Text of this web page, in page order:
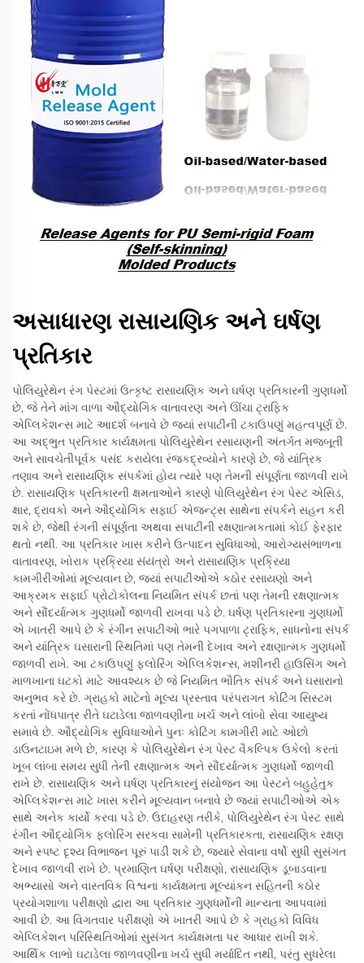
અસાધારણ રાસાયણિક અને ઘર્ષણ
પ્રતિકાર
પોલિયુરેથેન રંગ પેસ્ટમાં ઉત્કૃષ્ટ રાસાયણિક અને ઘર્ષણ પ્રતિકારની ગુણધર્મો
છે, જે તેને માંગ વાળા ઔદ્યોગિક વાતાવરણ અને ઊંચા ટ્રાફિક
એપ્લિકેશન્સ માટે આદર્શ બનાવે છે જ્યાં સપાટીની ટકાઉપણું મહત્વપૂર્ણ છે.
આ અદ્ભુત પ્રતિકાર કાર્યક્ષમતા પોલિયુરેથેન રસાયણની અંતર્ગત મજબૂતી
અને સાવચેતીપૂર્વક પસંદ કરાયેલા રંજકદ્રવ્યોને કારણે છે, જે યાંત્રિક
તણાવ અને રાસાયણિક સંપર્કમાં હોય ત્યારે પણ તેમની સંપૂર્ણતા જાળવી રાખે
છે. રાસાયણિક પ્રતિકારની ક્ષમતાઓને કારણે પોલિયુરેથેન રંગ પેસ્ટ એસિડ,
ક્ષાર, દ્રાવકો અને ઔદ્યોગિક સફાઈ એજન્ટ્સ સાથેના સંપર્કને સહન કરી
શકે છે, જેથી રંગની સંપૂર્ણતા અથવા સપાટીની રક્ષણાત્મકતામાં કોઈ ફેરફાર
થતો નથી. આ પ્રતિકાર ખાસ કરીને ઉત્પાદન સુવિધાઓ, આરોગ્યસંભાળના
વાતાવરણ, ખોરાક પ્રક્રિયા સંયંત્રો અને રાસાયણિક પ્રક્રિયા
કામગીરીઓમાં મૂલ્યવાન છે, જ્યાં સપાટીઓએ કઠોર રસાયણો અને
આક્રમક સફાઈ પ્રોટોકોલના નિયમિત સંપર્ક છતાં પણ તેમની રક્ષણાત્મક
અને સૌંદર્યાત્મક ગુણધર્મો જાળવી રાખવા પડે છે. ઘર્ષણ પ્રતિકારના ગુણધર્મો
એ ખાતરી આપે છે કે રંગીન સપાટીઓ ભારે પગપાળા ટ્રાફિક, સાધનોના સંપર્ક
અને યાંત્રિક ઘસારાની સ્થિતિમાં પણ તેમની દેખાવ અને રક્ષણાત્મક ગુણધર્મો
જાળવી રાખે. આ ટકાઉપણું ફ્લોરિંગ એપ્લિકેશન્સ, મશીનરી હાઉસિંગ અને
માળખાના ઘટકો માટે આવશ્યક છે જે નિયમિત ભૌતિક સંપર્ક અને ઘસારાનો
અનુભવ કરે છે. ગ્રાહકો માટેનો મૂલ્ય પ્રસ્તાવ પરંપરાગત કોટિંગ સિસ્ટમ
કરતાં નોંધપાત્ર રીતે ઘટાડેલા જાળવણીના ખર્ચ અને લાંબો સેવા આયુષ્ય
સમાવે છે. ઔદ્યોગિક સુવિધાઓને પુનઃ કોટિંગ કામગીરી માટે ઓછો
ડાઉનટાઇમ મળે છે, કારણ કે પોલિયુરેથેન રંગ પેસ્ટ વૈકલ્પિક ઉકેલો કરતાં
ખૂબ લાંબા સમય સુધી તેની રક્ષણાત્મક અને સૌંદર્યાત્મક ગુણધર્મો જાળવી
રાખે છે. રાસાયણિક અને ઘર્ષણ પ્રતિકારનું સંયોજન આ પેસ્ટને બહુહેતુક
એપ્લિકેશન્સ માટે ખાસ કરીને મૂલ્યવાન બનાવે છે જ્યાં સપાટીઓએ એક
સાથે અનેક કાર્યો કરવા પડે છે. ઉદાહરણ તરીકે, પોલિયુરેથેન રંગ પેસ્ટ સાથે
રંગીન ઔદ્યોગિક ફ્લોરિંગ સરકવા સામેની પ્રતિકારકતા, રાસાયણિક રક્ષણ
અને સ્પષ્ટ દૃશ્ય વિભાજન પૂરું પાડી શકે છે, જ્યારે સેવાના વર્ષો સુધી સુસંગત
દેખાવ જાળવી રાખે છે. પ્રમાણિત ઘર્ષણ પરીક્ષણો, રાસાયણિક ડૂબાડવાના
અભ્યાસો અને વાસ્તવિક વિશ્વના કાર્યક્ષમતા મૂલ્યાંકન સહિતની કઠોર
પ્રયોગશાળા પરીક્ષણો દ્વારા આ પ્રતિકાર ગુણધર્મોની માન્યતા આપવામાં
આવી છે. આ વિગતવાર પરીક્ષણો એ ખાતરી આપે છે કે ગ્રાહકો વિવિધ
એપ્લિકેશન પરિસ્થિતિઓમાં સુસંગત કાર્યક્ષમતા પર આધાર રાખી શકે.
આર્થિક લાભો ઘટાડેલા જાળવણીના ખર્ચ સુધી મર્યાદિત નથી, પરંતુ સુધરેલા